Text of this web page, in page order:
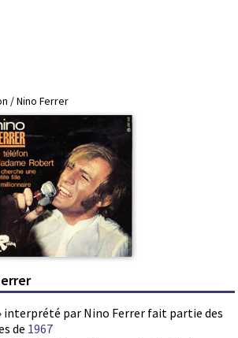
/ Nino Ferrer
interprété par Nino Ferrer fait partie des
de 1967